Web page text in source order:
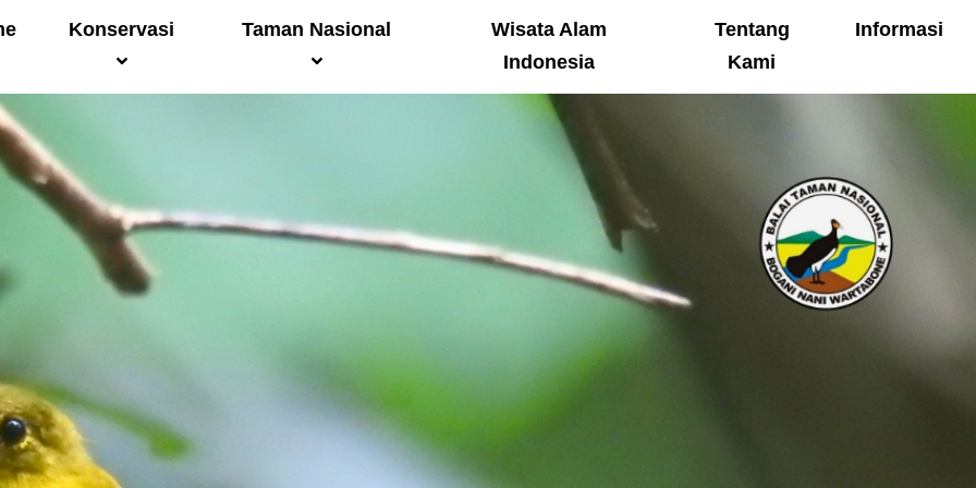
Konservasi Taman Nasional
Wisata Alam
Indonesia
Tentang
Kami
Informasi